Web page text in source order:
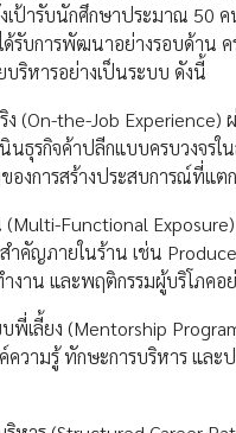
งเป้ารับนักศึกษาประมาณ
ได้รับการพัฒนาอย่างรอบด้าน
บริหารอย่างเป็นระบบ ดังนี้
ง (On-the-Job
นินธุรกิจค้าปลีกแบบครบวงจร
งการสร้างประสบการณ์ที่แต
(Multi-Functional
คัญภายในร้าน เช่น
งาน และพฤติกรรมผู้บริโภคอ
ลี้ยง (Mentorship
ความรู้ ทักษะการบริหาร แ